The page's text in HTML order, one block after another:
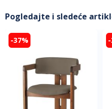
Pogledajte i sledeće
-37%